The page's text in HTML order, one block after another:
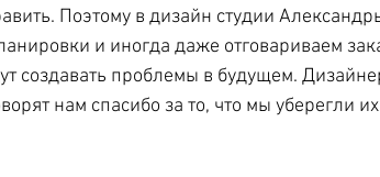
Поэтому в дизайн студии
и иногда даже отговариваем
создавать проблемы в будущем.
нам спасибо за то, что мы уберегли